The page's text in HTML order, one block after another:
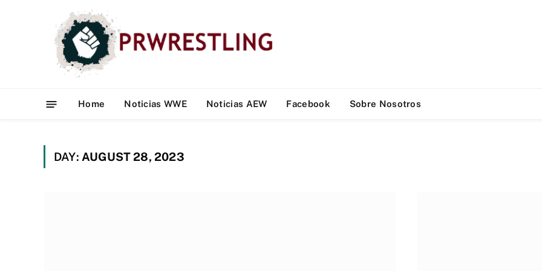
Home Noticias WWE Noticias AEW Facebook Sobre Nosotros
DAY: AUGUST 28, 2023